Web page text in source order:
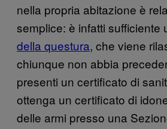
nella propria abitazione è
semplice: è infatti sufficiente
della questura, che viene
chiunque non abbia
presenti un certificato di
ottenga un certificato di
delle armi presso una